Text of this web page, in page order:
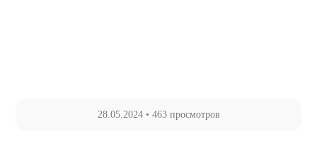
28.05.2024 • 463 просмотров